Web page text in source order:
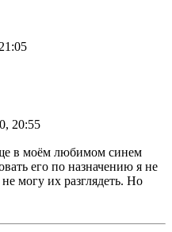
20:55
в моём любимом синем
его по назначению я не
могу их разглядеть. Но